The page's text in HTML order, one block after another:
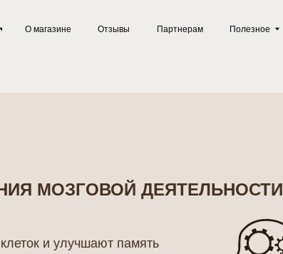
Отзывы Партнерам Полезное Оплата/Доставка
МОЗГОВОЙ ДЕЯТЕЛЬНОСТИ